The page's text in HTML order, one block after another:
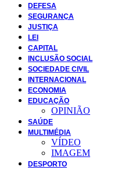
DEFESA
SEGURANÇA
JUSTIÇA
LEI
CAPITAL
INCLUSÃO SOCIAL
SOCIEDADE CIVIL
INTERNACIONAL
ECONOMIA
EDUCAÇÃO
OPINIÃO
SAÚDE
MULTIMÉDIA
VÍDEO
IMAGEM
DESPORTO